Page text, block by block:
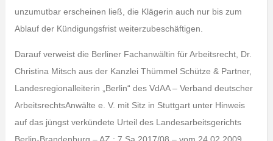
unzumutbar erscheinen ließ, die Klägerin auch nur bis zum
Ablauf der Kündigungsfrist weiterzubeschäftigen.
Darauf verweist die Berliner Fachanwältin für Arbeitsrecht, Dr.
Christina Mitsch aus der Kanzlei Thümmel Schütze & Partner,
Landesregionalleiterin „Berlin“ des VdAA – Verband deutscher
ArbeitsrechtsAnwälte e. V. mit Sitz in Stuttgart unter Hinweis
auf das jüngst verkündete Urteil des Landesarbeitsgerichts